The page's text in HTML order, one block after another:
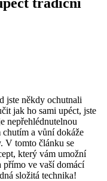
jste někdy ochutnali
jak ho sami upéct, jste
nepřehlédnutelnou
chutím a vůní dokáže
V tomto článku se
který vám umožní
ve vaší domácí
složitá technika!